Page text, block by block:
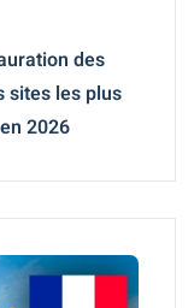
des
sites les plus
2026